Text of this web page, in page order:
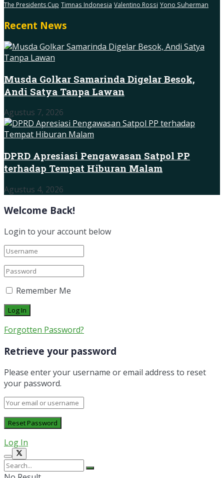
The Presidents Cup Timnas Indonesia Valentino Rossi Yono Suherman
Recent News
Musda Golkar Samarinda Digelar Besok,
Andi Satya Tanpa Lawan
Agustus 7, 2026
DPRD Apresiasi Pengawasan Satpol PP
terhadap Tempat Hiburan Malam
Agustus 4, 2026
Welcome Back!
Login to your account below
Remember Me
Forgotten Password?
Retrieve your password
Please enter your username or email address to reset
your password.
Log In